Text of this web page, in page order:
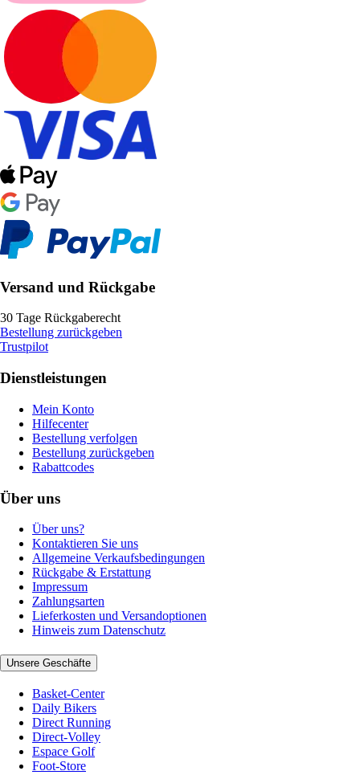
Versand und Rückgabe
30 Tage Rückgaberecht
Bestellung zurückgeben
Trustpilot
Dienstleistungen
Mein Konto
Hilfecenter
Bestellung verfolgen
Bestellung zurückgeben
Rabattcodes
Über uns
Über uns?
Kontaktieren Sie uns
Allgemeine Verkaufsbedingungen
Rückgabe & Erstattung
Impressum
Zahlungsarten
Lieferkosten und Versandoptionen
Hinweis zum Datenschutz
Unsere Geschäfte
Basket-Center
Daily Bikers
Direct Running
Direct-Volley
Espace Golf
Foot-Store